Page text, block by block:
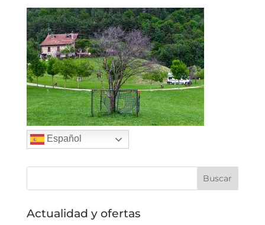
Español
Actualidad y ofertas